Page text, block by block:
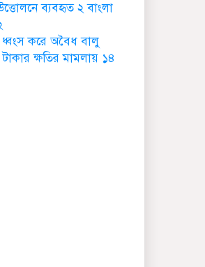
আওয়ামীলীগ নেতা
গ্রেফতার
ব্যবহৃত ২ বাংলা
ধ্বংস করে অবৈধ বালু
ক্ষতির মামলায় ১৪